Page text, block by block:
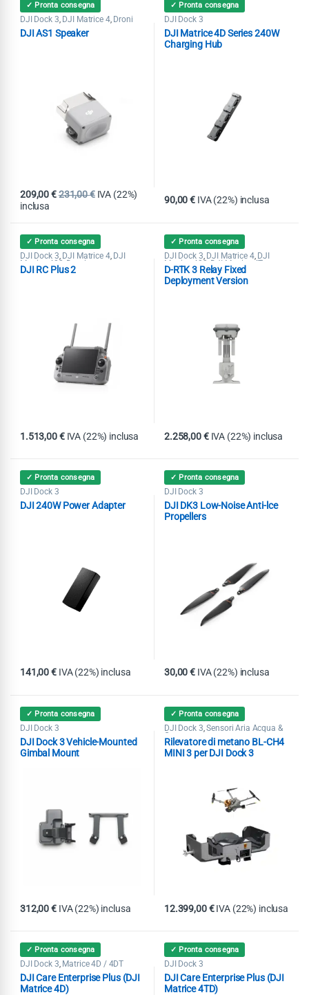
✓ Pronta consegna
DJI Dock 3, DJI Matrice 4, Droni
DJI AS1 Speaker
209,00€231,00€ IVA (22%)
inclusa
✓ Pronta consegna
DJI Dock 3
DJI Matrice 4D Series 240W
Charging Hub
90,00€ IVA (22%) inclusa
✓ Pronta consegna
DJI Dock 3, DJI Matrice 4, DJI
Matrice 400 Droni
DJI RC Plus 2
1.513,00€ IVA (22%) inclusa
✓ Pronta consegna
DJI Dock 3, DJI Matrice 4, DJI
Matrice 400 DJI Matrice 4T
Matrice 4D / 4DT,Matrice 4E
D-RTK 3 Relay Fixed
Deployment Version
2.258,00€ IVA (22%) inclusa
✓ Pronta consegna
DJI Dock 3
DJI 240W Power Adapter
141,00€ IVA (22%) inclusa
✓ Pronta consegna
DJI Dock 3
DJI DK3 Low-Noise Anti-lce
Propellers
30,00€ IVA (22%) inclusa
✓ Pronta consegna
DJI Dock 3
DJI Dock 3 Vehicle-Mounted
Gimbal Mount
312,00€ IVA (22%) inclusa
✓ Pronta consegna
DJI Dock 3,Sensori Aria Acqua &
Gas
Rilevatore di metano BL-CH4
MINI 3 per DJI Dock 3
12.399,00€ IVA (22%) inclusa
✓ Pronta consegna
DJI Dock 3, Matrice 4D / 4DT
DJI Care Enterprise Plus (DJI
Matrice 4D)
✓ Pronta consegna
DJI Dock 3
DJI Care Enterprise Plus (DJI
Matrice 4TD)